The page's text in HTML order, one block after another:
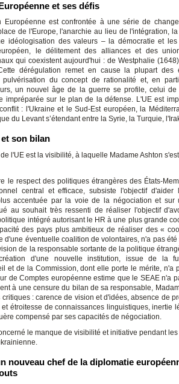
et ses défis
est confrontée à une série de
de l'Europe, l'anarchie au lieu de l'intégration,
idéologisation des valeurs – la démocratie et les
le délitement des alliances et des
qui coexistent aujourd'hui : de Westphalie
dérégulation remet en cause la plupart des
du concept de rationalité et, en
un nouvel âge de la guerre se profile, celui de
impréparée sur le plan de la défense. L'UE est
: l'Ukraine et le Sud-Est européen, la
du Levant s’étendant entre la Syrie, la Turquie,
son bilan
l'UE est la visibilité, à laquelle Madame Ashton s'est
le respect des politiques étrangères des États-
central et efficace, subsiste l'objectif d'aider
accentuée par la voie de la négociation et sur
au souhait très ressenti de réaliser l'objectif
intégré autorisant le HR à une plus grande
des pays plus ambitieux de réaliser des «
éventuelle coalition de volontaires, n'a pas été
de la responsable sortante de la politique
d'une nouvelle institution, issue de la
et de la Commission, dont elle porte le mérite, n'a
de Comptes européenne estime que le SEAE n'a
à une censure du bilan de sa responsable,
: carence de vision et d'idées, absence de
étroitesse de connaissances linguistiques, inertie
compensé par ses capacités de négociation.
le manque de visibilité et initiative pendant
nouveau chef de la diplomatie